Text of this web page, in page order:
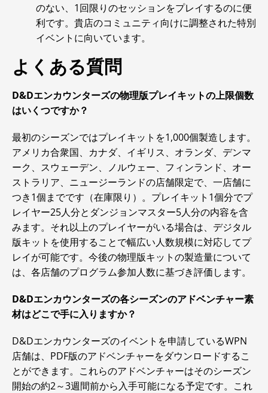
のない、1回限りのセッションをプレイするのに便
利です。貴店のコミュニティ向けに調整された特別
イベントに向いています。
よくある質問
D&Dエンカウンターズの物理版プレイキットの上限個数
はいくつですか？
最初のシーズンではプレイキットを1,000個製造します。
アメリカ合衆国、カナダ、イギリス、オランダ、デンマ
ーク、スウェーデン、ノルウェー、フィンランド、オー
ストラリア、ニュージーランドの店舗限定で、一店舗に
つき1個までです（在庫限り）。プレイキット1個分でプ
レイヤー25人分とダンジョンマスター5人分の内容を含
みます。それ以上のプレイヤーがいる場合は、デジタル
版キットを使用することで幅広い人数規模に対応してプ
レイが可能です。今後の物理版キットの製造量について
は、各店舗のプログラム参加人数に基づき評価します。
D&Dエンカウンターズの各シーズンのアドベンチャー素
材はどこで手に入りますか？
D&Dエンカウンターズのイベントを申請しているWPN
店舗は、PDF版のアドベンチャーをダウンロードするこ
とができます。これらのアドベンチャーはそのシーズン
開始の約2～3週間前から入手可能になる予定です。これ